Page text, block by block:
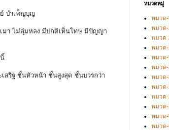
ย์ บำเพ็ญบุญ
มา ไม่ลุ่มหลง มีปกติเห็นโทษ มีปัญญา
สริฐ ชั้นหัวหน้า ชั้นสูงสุด ชั้นบวรกว่า
หมวดหมู่
หมวด-
หมวด-
หมวด
หมวด
หมวด-
หมวด
หมวด-
หมวด-
หมวด-
หมวด
หมวด-
หมวด-